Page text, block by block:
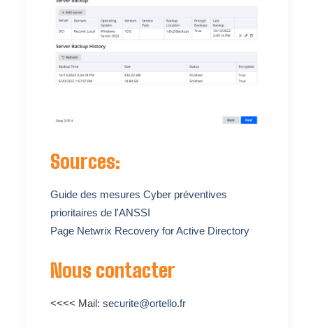
Sources:
Guide des mesures Cyber préventives
prioritaires de l'ANSSI
Page Netwrix Recovery for Active Directory
Nous contacter
<<<< Mail: securite@ortello.fr